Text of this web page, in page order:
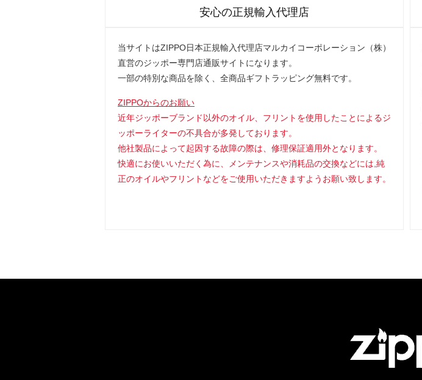
安心の正規輸入代理店
当サイトはZIPPO日本正規輸入代理店マルカイコーポレーション（株）
直営のジッポー専門店通販サイトになります。
一部の特別な商品を除く、全商品ギフトラッピング無料です。
ZIPPOからのお願い
近年ジッポーブランド以外のオイル、フリントを使用したことによるジ
ッポーライターの不具合が多発しております。
他社製品によって起因する故障の際は、修理保証適用外となります。
快適にお使いいただく為に、メンテナンスや消耗品の交換などには,純
正のオイルやフリントなどをご使用いただきますようお願い致します。